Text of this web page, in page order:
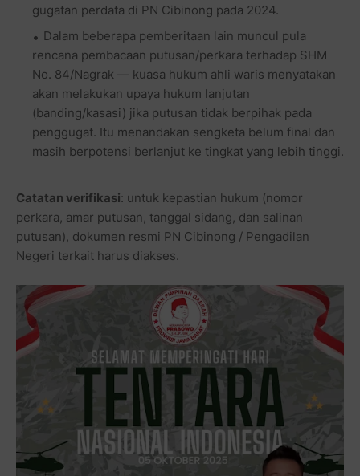
gugatan perdata di PN Cibinong pada 2024.
Dalam beberapa pemberitaan lain muncul pula
rencana pembacaan putusan/perkara terhadap SHM
No. 84/Nagrak — kuasa hukum ahli waris menyatakan
akan melakukan upaya hukum lanjutan
(banding/kasasi) jika putusan tidak berpihak pada
penggugat. Itu menandakan sengketa belum final dan
masih berpotensi berlanjut ke tingkat yang lebih tinggi.
Catatan verifikasi: untuk kepastian hukum (nomor
perkara, amar putusan, tanggal sidang, dan salinan
putusan), dokumen resmi PN Cibinong / Pengadilan
Negeri terkait harus diakses.